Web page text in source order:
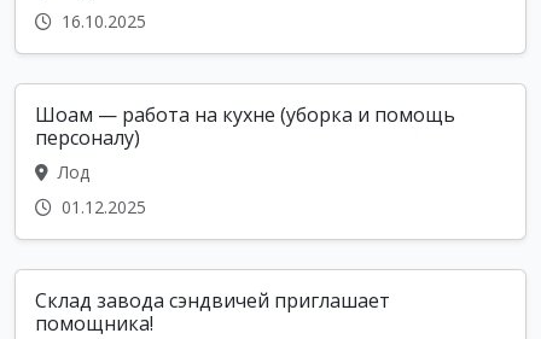
16.10.2025
Шоам — работа на кухне (уборка и помощь
персоналу)
Лод
01.12.2025
Склад завода сэндвичей приглашает
помощника!